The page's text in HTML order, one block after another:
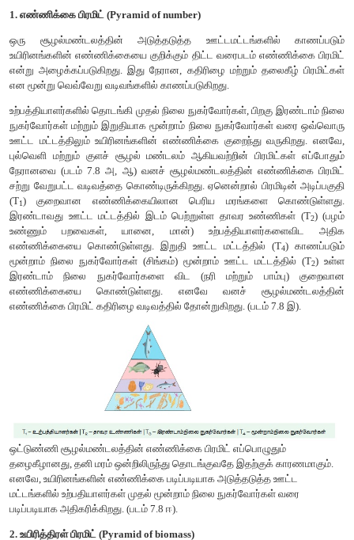
2. மட்குப்பொருள் (சிதைவுக்கூளம் ) உணவுச்சங்கிலி (Detritus
இந்த வகையான உணவுச்சங்கிலி இறந்த
தொடங்குகிறது. இதுவே முக்கியமான ஆற்றல் மூலமாக உள்ளது.
கரிமப்பொருட்கள் இறந்த தாவரங்கள், விலங்குகள் மற்றும்
பொருட்களிலிருந்து பெறப்படுகிறது. இந்த வகையான
சூழல்மண்டலத்திற்கும் பொதுவானது.
இறந்த உயிரிகளின் கரிமப்பொருட்களிலிருந்து ஆற்றல்
அமைந்த மண்வாழ் உயிரினங்களான மட்குண்ணிகள் - சிறிய
பெரிய (இறுதி) ஊண் உண்ணிகள் முறையே உண்ணுதலாலும், உண்ண
நிகழ்கிறது. இந்த தொடர் சங்கிலியே மட்குப்பொருள்
எனப்படுகிறது.
6. உணவு வலை (Food web)
உணவுச்சங்கிலிகள் ஒன்றோடொன்று
அமைந்திருந்தால் அது உணவு வலை எனப்படுகிறது. ஒரு